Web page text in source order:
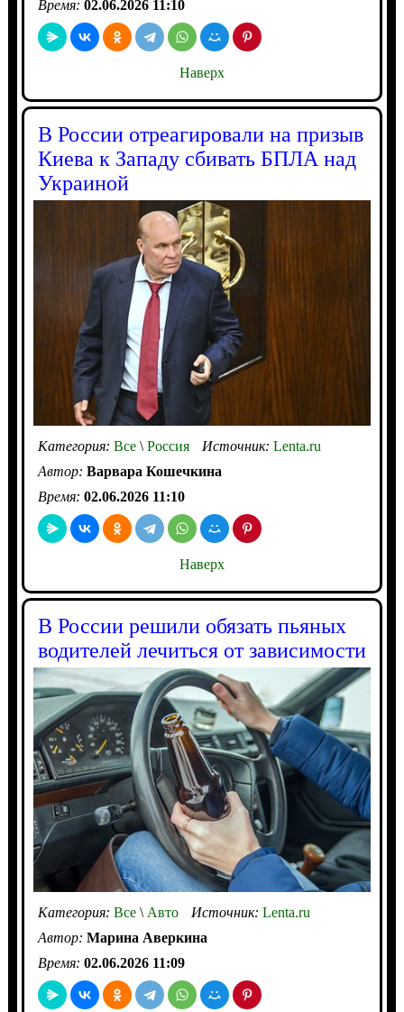
Время: 02.06.2026 11:10
Наверх
В России отреагировали на призыв
Киева к Западу сбивать БПЛА над
Украиной
Категория: Все\Россия Источник: Lenta.ru
Автор: Варвара Кошечкина
Время: 02.06.2026 11:10
Наверх
В России решили обязать пьяных
водителей лечиться от зависимости
Категория: Все\Авто Источник: Lenta.ru
Автор: Марина Аверкина
Время: 02.06.2026 11:09